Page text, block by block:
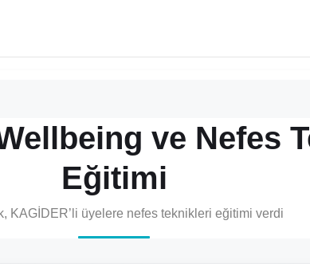
ve Nefes
Eğitimi
KAGİDER’li üyelere nefes teknikleri eğitimi verdi